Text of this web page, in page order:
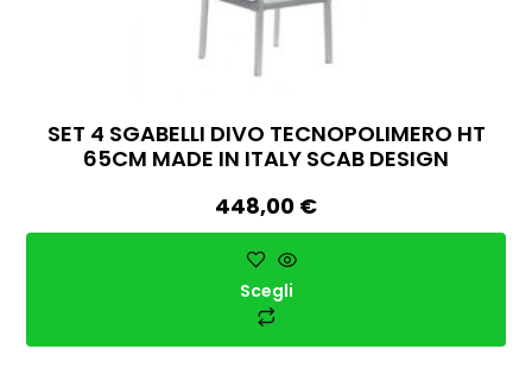
SET 4 SGABELLI DIVO TECNOPOLIMERO HT
65CM MADE IN ITALY SCAB DESIGN
448,00 €
Scegli